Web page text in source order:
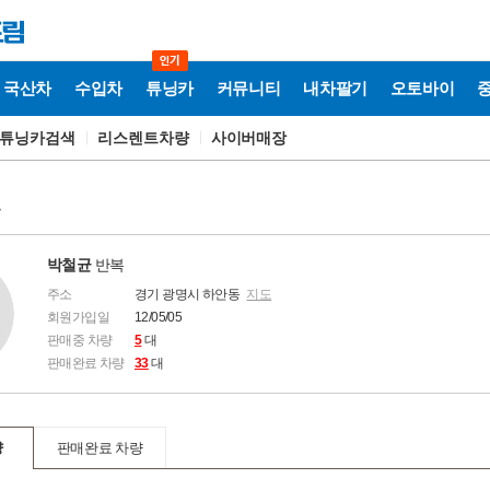
국산차 수입차 튜닝카 커뮤니티 내차팔기 오토바이
닝카검색 리스렌트차량 사이버매장
박철균반복
주소 경기 광명시 하안동 지도
회원가입일
12/05/05
판매중 차량
5대
판매완료 차량
33대
판매완료 차량